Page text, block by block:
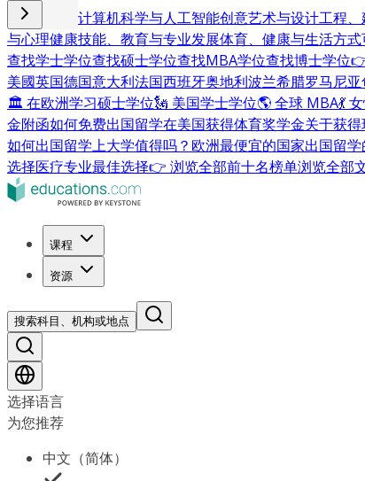
商业与管理 计算机科学与人工智能创意艺术与设计工程
与心理健康技能、教育与专业发展体育、健康与生活方式
查找学士学位查找硕士学位查找MBA学位查找博士学位
美國英国德国意大利法国西班牙奥地利波兰希腊罗马尼亚
🏛 在欧洲学习硕士学位🗽 美国学士学位🌎 全球 MBA💃
金附函如何免费出国留学在美国获得体育奖学金关于获
如何出国留学上大学值得吗？ 欧洲最便宜的国家出国留
选择医疗专业最佳选择👉 浏览全部前十名榜单浏览全部
课程
资源
搜索科目、机构或地点
选择语言
为您推荐
中文（简体）